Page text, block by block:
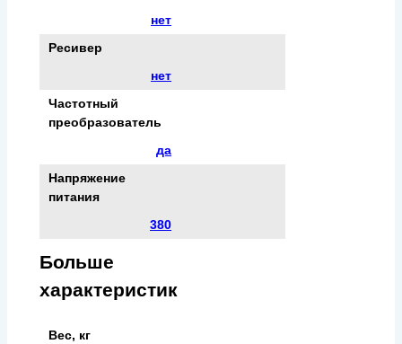
нет
Ресивер
нет
Частотный
преобразователь
да
Напряжение
питания
380
Больше
характеристик
Вес, кг